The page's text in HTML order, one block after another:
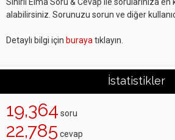
alabilirsiniz. Sorunuzu sorun ve diğer
Detaylı bilgi için buraya tıklayın.
İstatistikler
19,364 soru
22,785 cevap